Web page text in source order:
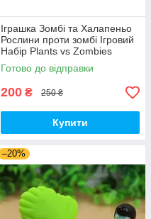
Іграшка Зомбі та Халапеньо
Рослини проти зомбі Ігровий
Набір Plants vs Zombies
(00226)
Готово до відправки
200 ₴ 250 ₴
Купити
–20%